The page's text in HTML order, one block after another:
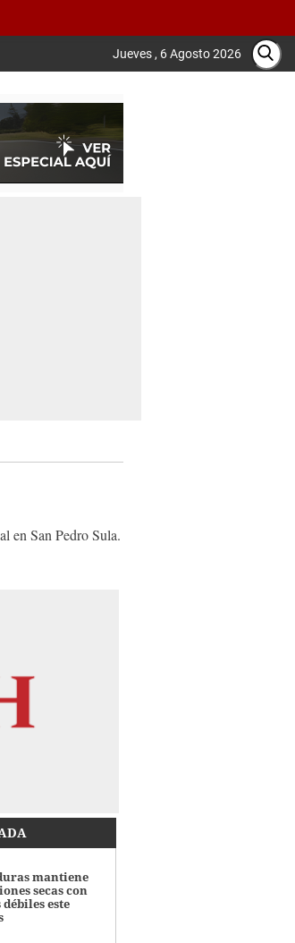
Jueves , 6 Agosto 2026
en San Pedro Sula.
mantiene
secas con
este